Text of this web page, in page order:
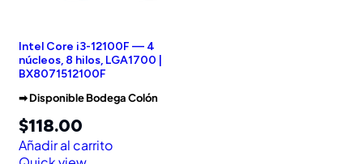
Intel Core i3-12100F — 4
núcleos, 8 hilos, LGA1700 |
BX8071512100F
➡︎ Disponible Bodega Colón
$118.00
Añadir al carrito